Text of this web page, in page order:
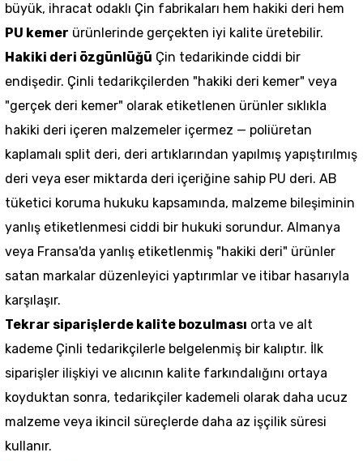
büyük, ihracat odaklı Çin fabrikaları hem hakiki deri hem
PU kemer ürünlerinde gerçekten iyi kalite üretebilir.
Hakiki deri özgünlüğü Çin tedarikinde ciddi bir
endişedir. Çinli tedarikçilerden "hakiki deri kemer" veya
"gerçek deri kemer" olarak etiketlenen ürünler sıklıkla
hakiki deri içeren malzemeler içermez — poliüretan
kaplamalı split deri, deri artıklarından yapılmış yapıştırılmış
deri veya eser miktarda deri içeriğine sahip PU deri. AB
tüketici koruma hukuku kapsamında, malzeme bileşiminin
yanlış etiketlenmesi ciddi bir hukuki sorundur. Almanya
veya Fransa'da yanlış etiketlenmiş "hakiki deri" ürünler
satan markalar düzenleyici yaptırımlar ve itibar hasarıyla
karşılaşır.
Tekrar siparişlerde kalite bozulması orta ve alt
kademe Çinli tedarikçilerle belgelenmiş bir kalıptır. İlk
siparişler ilişkiyi ve alıcının kalite farkındalığını ortaya
koyduktan sonra, tedarikçiler kademeli olarak daha ucuz
malzeme veya ikincil süreçlerde daha az işçilik süresi
kullanır.